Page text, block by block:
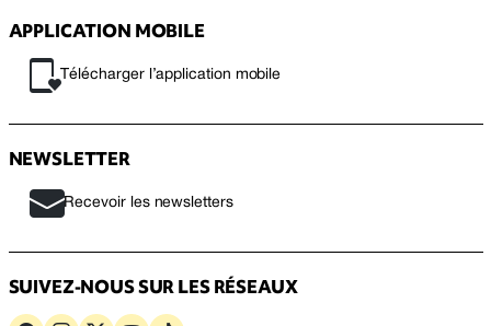
APPLICATION MOBILE
Télécharger l’application mobile
NEWSLETTER
Recevoir les newsletters
SUIVEZ-NOUS SUR LES RÉSEAUX